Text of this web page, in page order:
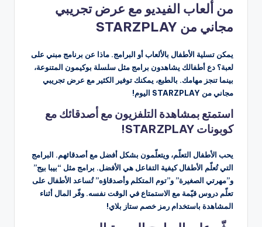
من ألعاب الفيديو مع عرض تجريبي
مجاني من STARZPLAY
يمكن تسلية الأطفال بالألعاب أو البرامج. ماذا عن برنامج مبني على
لعبة؟ دع أطفالك يشاهدون برامج مثل سلسلة بوكيمون المتنوعة،
بينما تنجز مهامك. بالطبع، يمكنك توفير الكثير مع عرض تجريبي
مجاني من STARZPLAY اليوم!
استمتع بمشاهدة التلفزيون مع أصدقائك مع
كوبونات STARZPLAY!
يحب الأطفال التعلّم، ويتعلّمون بشكل أفضل مع أصدقائهم. البرامج
التي تُعلّم الأطفال كيفية التفاعل هي الأفضل. برامج مثل “بيبا بيج”
و”مهرتي الصغيرة” و”توم المتكلم وأصدقاؤه” تُساعد الأطفال على
تعلّم دروس قيّمة مع الاستمتاع في الوقت نفسه. وفّر المال أثناء
المشاهدة باستخدام رمز خصم ستاز بلاي!